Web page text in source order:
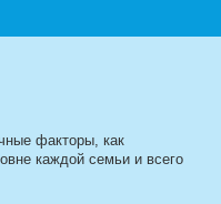
факторы, как
каждой семьи и всего